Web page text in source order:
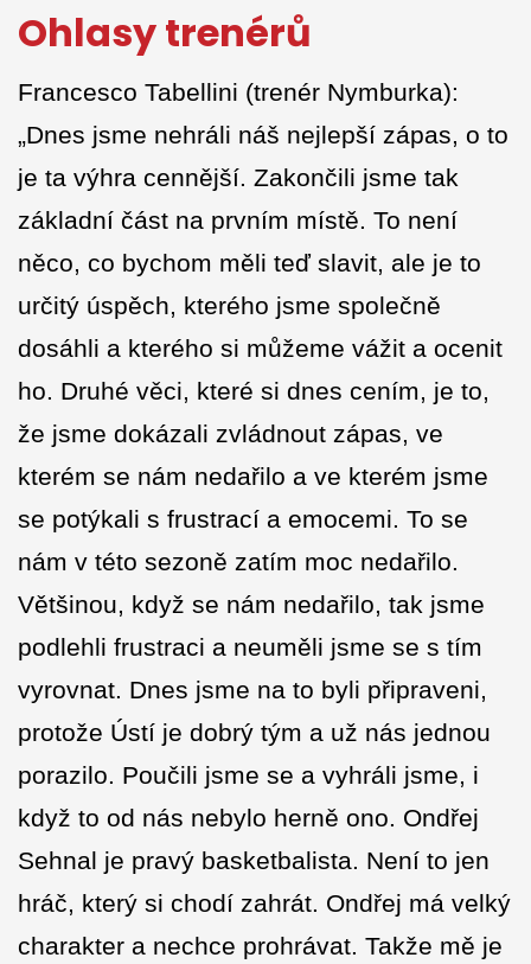
Ohlasy trenérů
Francesco Tabellini (trenér Nymburka):
„Dnes jsme nehráli náš nejlepší zápas, o to
je ta výhra cennější. Zakončili jsme tak
základní část na prvním místě. To není
něco, co bychom měli teď slavit, ale je to
určitý úspěch, kterého jsme společně
dosáhli a kterého si můžeme vážit a ocenit
ho. Druhé věci, které si dnes cením, je to,
že jsme dokázali zvládnout zápas, ve
kterém se nám nedařilo a ve kterém jsme
se potýkali s frustrací a emocemi. To se
nám v této sezoně zatím moc nedařilo.
Většinou, když se nám nedařilo, tak jsme
podlehli frustraci a neuměli jsme se s tím
vyrovnat. Dnes jsme na to byli připraveni,
protože Ústí je dobrý tým a už nás jednou
porazilo. Poučili jsme se a vyhráli jsme, i
když to od nás nebylo herně ono. Ondřej
Sehnal je pravý basketbalista. Není to jen
hráč, který si chodí zahrát. Ondřej má velký
charakter a nechce prohrávat. Takže mě je